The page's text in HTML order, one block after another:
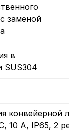
заменой
в
SUS304
конвейерной
10 A, IP65, 2